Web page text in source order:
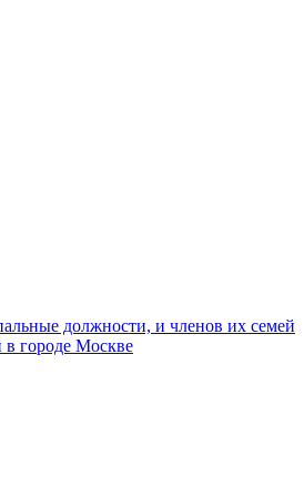
должности, и членов их семей
в городе Москве